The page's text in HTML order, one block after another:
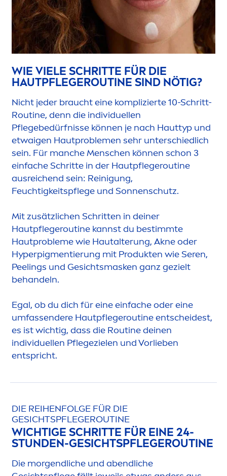
WIE VIELE SCHRITTE FÜR DIE
HAUTPFLEGEROUTINE SIND NÖTIG?
Nicht jeder braucht eine komplizierte 10-Schritt-
Routine, denn die individuellen
Pflegebedürfnisse können je nach Hauttyp und
etwaigen Hautproblemen sehr unterschiedlich
sein. Für mancheMenschen können schon 3
einfache Schritte in der Hautpflegeroutine
ausreichend sein: Reinigung,
Feuchtigkeitspflege und Sonnenschutz.
Mit zusätzlichen Schritten in deiner
Hautpflegeroutine kannst du bestimmte
Hautprobleme wie Hautalterung, Akne oder
Hyperpigmentierung mit Produkten wie Seren,
Peelings und Gesichtsmasken ganz gezielt
behandeln.
Egal, ob du dich für eine einfache oder eine
umfassendere Hautpflegeroutine entscheidest,
es ist wichtig, dass die Routine deinen
individuellen Pflegezielen und Vorlieben
entspricht.
DIE REIHENFOLGE FÜR DIE
GESICHTSPFLEGEROUTINE
WICHTIGE SCHRITTE FÜR EINE 24-
STUNDEN-GESICHTSPFLEGEROUTINE
Die morgendliche und abendliche